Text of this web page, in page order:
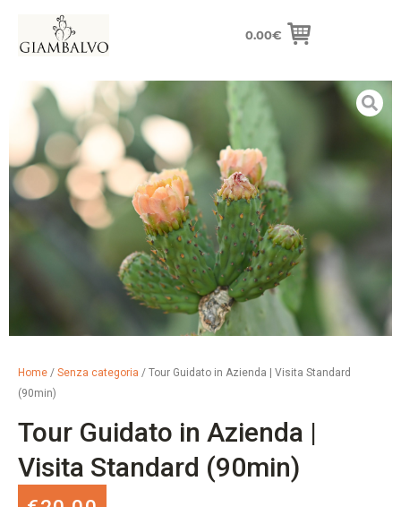
0.00€
Home / Senza categoria / Tour Guidato in Azienda | Visita Standard
(90min)
Tour Guidato in Azienda |
Visita Standard (90min)